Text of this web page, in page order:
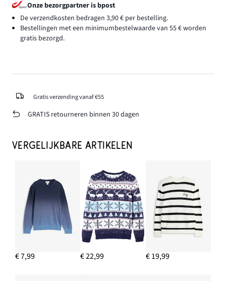
Onze bezorgpartner is bpost
De verzendkosten bedragen 3,90 € per bestelling.
Bestellingen met een minimumbestelwaarde van 55 € worden
gratis bezorgd.
Gratis verzending vanaf €55
GRATIS retourneren binnen 30 dagen
VERGELIJKBARE ARTIKELEN
€ 7,99 € 22,99 € 19,99